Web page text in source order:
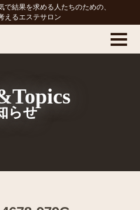
結果を求める人たちのための、
えるエステサロン
らせ